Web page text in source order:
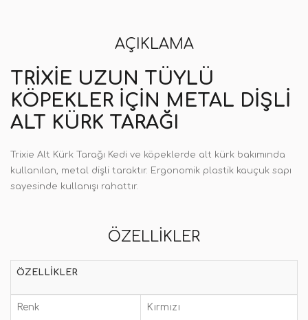
AÇIKLAMA
TRIXIE UZUN TÜYLÜ
KÖPEKLER IÇIN METAL DIŞLI
ALT KÜRK TARAĞI
Trixie Alt Kürk Tarağı Kedi ve köpeklerde alt kürk bakımında
kullanılan, metal dişli taraktır. Ergonomik plastik kauçuk sapı
sayesinde kullanışı rahattır.
ÖZELLIKLER
ÖZELLIKLER
Renk Kırmızı